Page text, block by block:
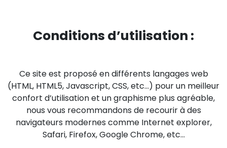
Conditions d’utilisation :
Ce site est proposé en différents langages web
(HTML, HTML5, Javascript, CSS, etc…) pour un meilleur
confort d’utilisation et un graphisme plus agréable,
nous vous recommandons de recourir à des
navigateurs modernes comme Internet explorer,
Safari, Firefox, Google Chrome, etc…